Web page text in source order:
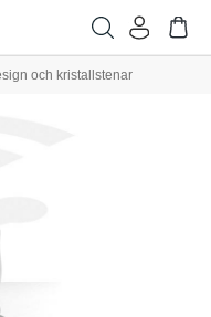
och kristallstenar